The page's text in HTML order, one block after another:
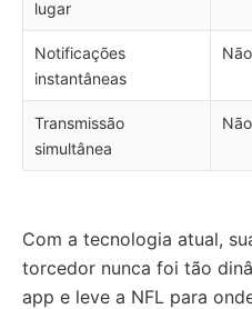
lugar
Notificações
instantâneas
Não
Transmissão
simultânea
Não
Com a tecnologia atual,
torcedor nunca foi tão
app e leve a NFL para